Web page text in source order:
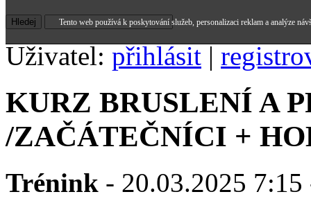
Uživatel: přihlásit |
KURZ BRUSLENÍ A
/ZAČÁTEČNÍCI +
Trénink - 20.03.2025 7:15
Tento web používá k poskytování služeb, personalizaci reklam a analýze